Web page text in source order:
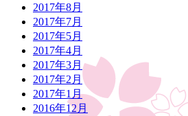
2017年8月
2017年7月
2017年5月
2017年4月
2017年3月
2017年2月
2017年1月
2016年12月